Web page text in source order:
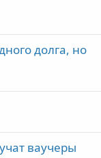
долга, но
ваучеры